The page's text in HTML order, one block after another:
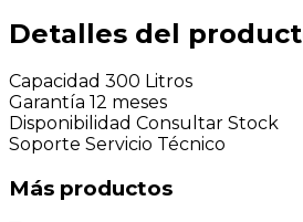
Detalles del
Capacidad 300 Litros
Garantía 12 meses
Disponibilidad Consultar Stock
Soporte Servicio Técnico
Más productos